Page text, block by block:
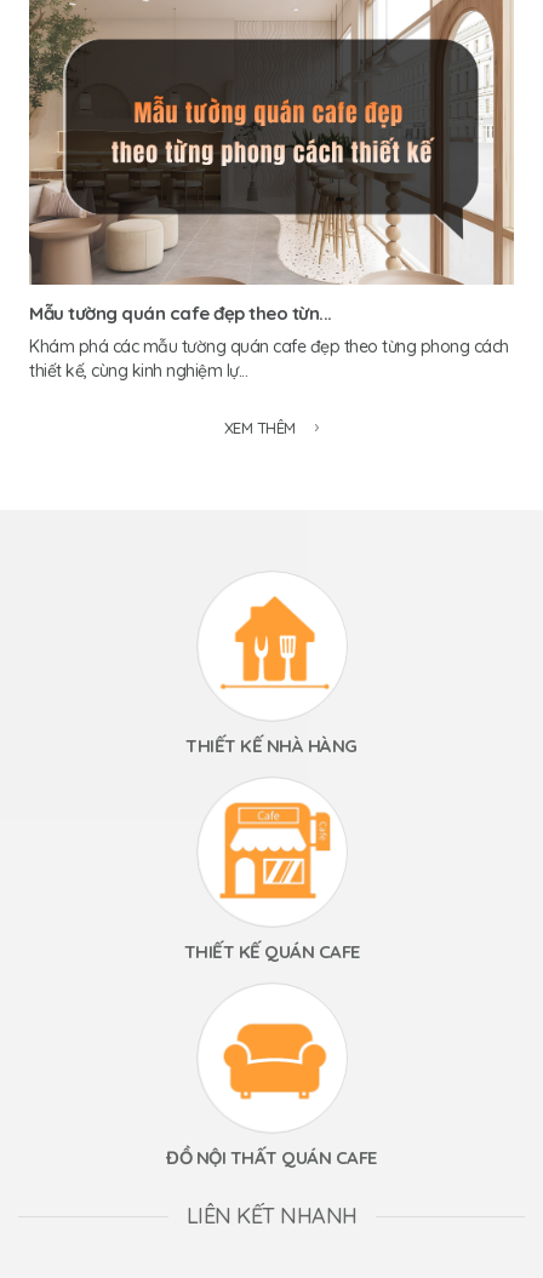
Mẫu tường quán cafe đẹp theo từn...
Khám phá các mẫu tường quán cafe đẹp theo từng phong cách
thiết kế, cùng kinh nghiệm lự...
XEM THÊM
THIẾT KẾ NHÀ HÀNG
THIẾT KẾ QUÁN CAFE
ĐỒ NỘI THẤT QUÁN CAFE
LIÊN KẾT NHANH